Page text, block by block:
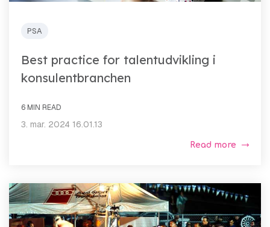
PSA
Best practice for talentudvikling i
konsulentbranchen
6 MIN READ
3. mar. 2024 16.01.13
Read more